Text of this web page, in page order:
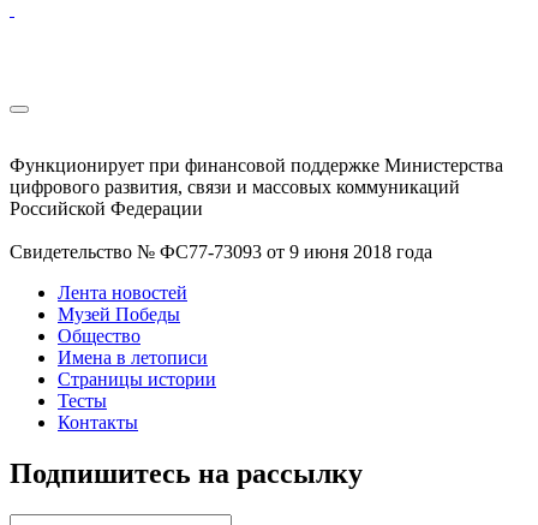
Функционирует при финансовой поддержке Министерства
цифрового развития, связи и массовых коммуникаций
Российской Федерации
Свидетельство № ФС77-73093 от 9 июня 2018 года
Лента новостей
Музей Победы
Общество
Имена в летописи
Страницы истории
Тесты
Контакты
Подпишитесь на рассылку